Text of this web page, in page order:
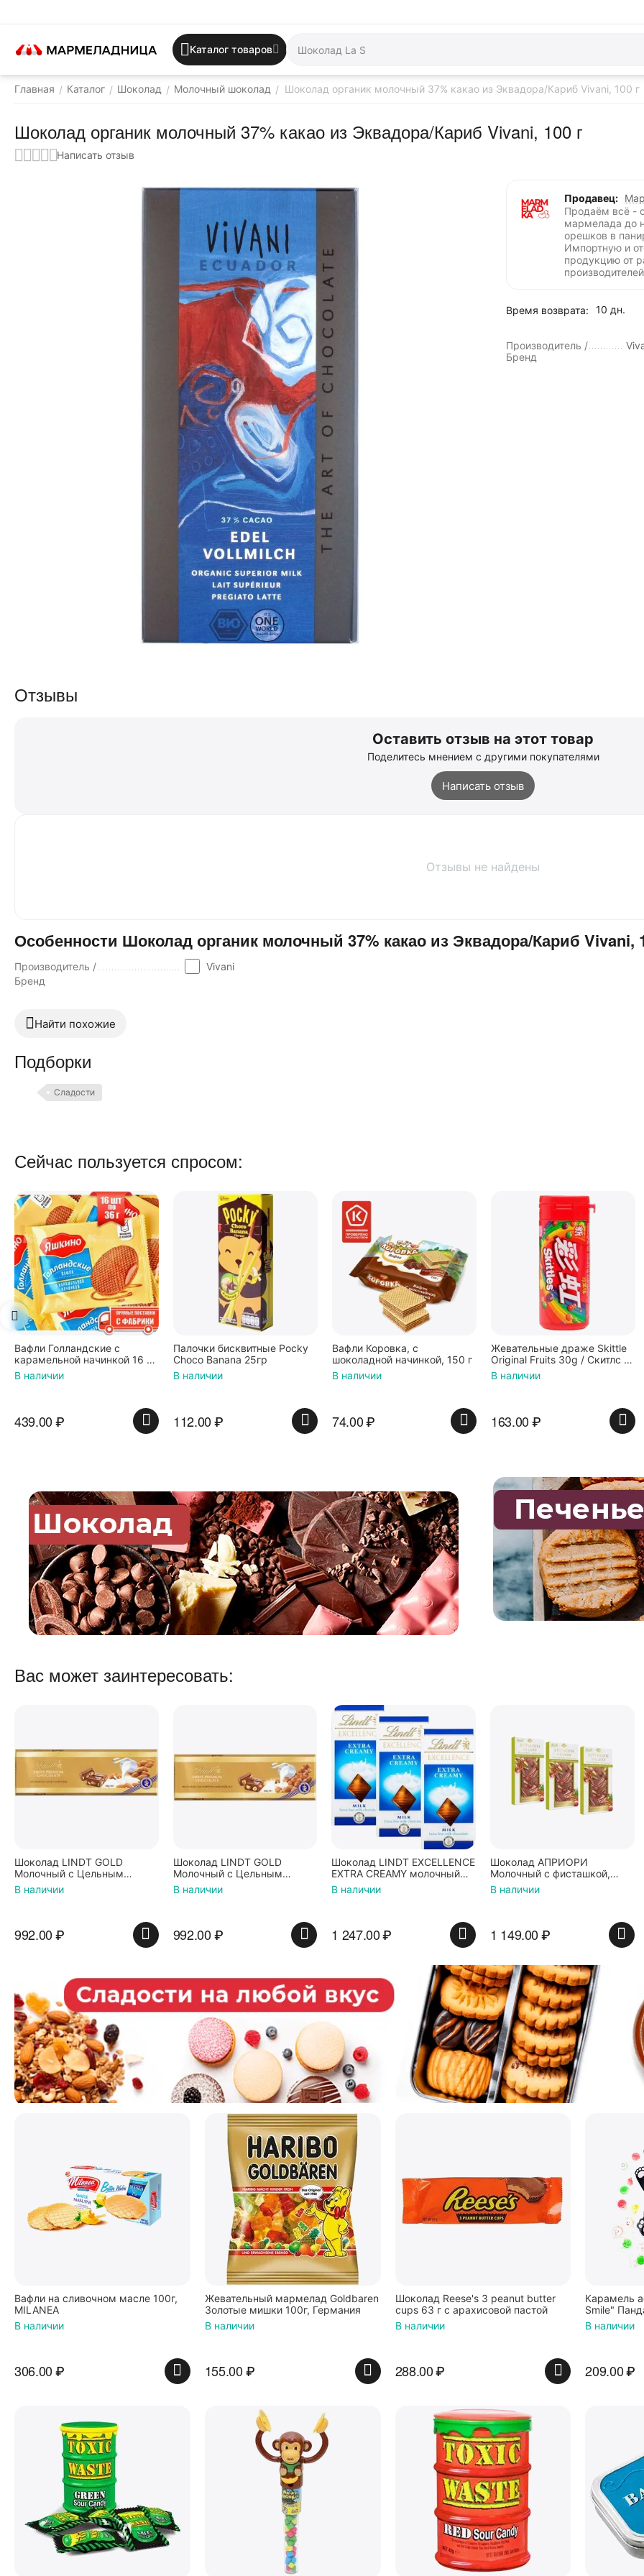
Каталог товаров
Главная / Каталог / Шоколад / Молочный шоколад / Шоколад органик молочный 37% какао из Эквадора/Кариб Vivani, 100 г
Шоколад органик молочный 37% какао из Эквадора/Кариб Vivani, 100 г
Написать отзыв
Продавец:
Продаём всё -
мармелада до
орешков в
Импортную и
продукцию от
Время возврата: 10 дн.
Производитель /
Бренд
Отзывы
Оставить отзыв на этот товар
Поделитесь мнением с другими покупателями
Написать отзыв
Отзывы не найдены
Особенности Шоколад органик молочный 37% какао из Эквадора/Кариб Vivani,
Производитель /
Бренд
Vivani
Найти похожие
Подборки
Сладости
Сейчас пользуется спросом:
Вафли Голландские с
карамельной начинкой 16 шт
по 36 г ТМ Яшкино
В наличии
439.00₽
Палочки бисквитные Pocky
Choco Banana 25гр
В наличии
112.00₽
Вафли Коровка, c
шоколадной начинкой, 150 г
В наличии
74.00₽
Жевательные драже Skittle
Original Fruits 30g / Скитлс со
вкусом фруктов 30гр в
красной банке
В наличии
163.00₽
Вас может заинтересовать:
Шоколад LINDT GOLD
Молочный с Цельным
Миндалем 300г (Франция)
В наличии
992.00₽
Шоколад LINDT GOLD
Молочный с Цельным
Фундуком 300г (Франция)
В наличии
992.00₽
Шоколад LINDT EXCELLENCE
EXTRA CREAMY молочный
сливочный (Франция) 100г
3штуки
В наличии
1 247.00₽
Шоколад АПРИОРИ
Молочный с фисташкой,
пеканом и брусникой
100г*3штуки
В наличии
1 149.00₽
Вафли на сливочном масле 100г,
MILANEA
В наличии
306.00₽
Жевательный мармелад Goldbaren
Золотые мишки 100г, Германия
В наличии
155.00₽
Шоколад Reese's 3 peanut butter
cups 63 г с арахисовой пастой
В наличии
288.00₽
Карамель
Smile"
В наличии
209.00₽